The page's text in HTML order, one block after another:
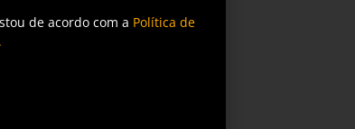
de acordo com a Política de